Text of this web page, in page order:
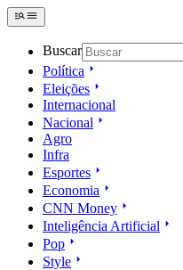
Buscar
Política
Eleições
Internacional
Nacional
Agro
Infra
Esportes
Economia
CNN Money
Inteligência Artificial
Pop
Style